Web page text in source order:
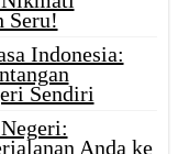
Seru!
Indonesia:
Sendiri
Anda ke